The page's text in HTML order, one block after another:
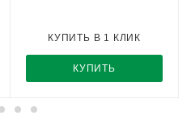
КУПИТЬ
КУПИТЬ В 1 КЛИК